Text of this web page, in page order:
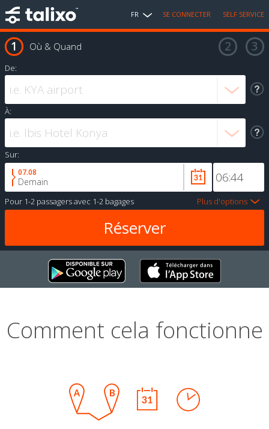
FR SE CONNECTER SELF SERVICE
Où & Quand
De:
À:
Sur:
07.08
Demain
Pour 1-2 passagersavec 1-2 bagages Plus d'options
Comment cela fonctionne